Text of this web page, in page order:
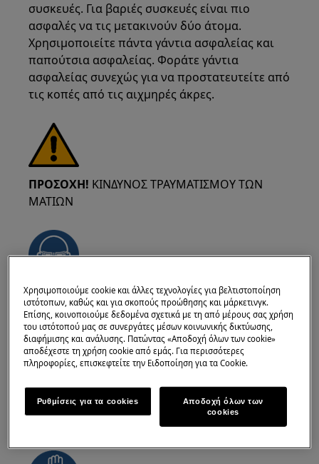
συσκευές. Για βαριές συσκευές είναι πιο
ασφαλές να τις μετακινούν δύο άτομα.
Χρησιμοποιείτε πάντα γάντια ασφαλείας και
παπούτσια ασφαλείας. Φοράτε γάντια
ασφαλείας συνεχώς για να προστατευτείτε από
τις κοπές από τις αιχμηρές άκρες.
ΠΡΟΣΟΧΗ! ΚΙΝΔΥΝΟΣ ΤΡΑΥΜΑΤΙΣΜΟΥ ΤΩΝ
ΜΑΤΙΩΝ
Φορέστε γυαλιά ασφαλείας αν
πραγματοποιείτε εργασίες συντήρησης ή
επισκευής που περιλαμβάνουν ελατήρια.
ΚΙΝΔΥΝΟΣ ΔΑΓΚΩΜΑΤΟΣ
Χρησιμοποιούμε cookie και άλλες τεχνολογίες για βελτιστοποίηση
ιστότοπων, καθώς και για σκοπούς προώθησης και μάρκετινγκ.
Επίσης, κοινοποιούμε δεδομένα σχετικά με τη από μέρους σας χρήση
του ιστότοπού μας σε συνεργάτες μέσων κοινωνικής δικτύωσης,
διαφήμισης και ανάλυσης. Πατώντας «Αποδοχή όλων των cookie»
αποδέχεστε τη χρήση cookie από εμάς. Για περισσότερες
πληροφορίες, επισκεφτείτε την Ειδοποίηση για τα Cookie.
Ρυθμίσεις για τα cookies
Αποδοχή όλων των
cookies